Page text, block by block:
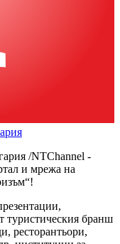
/NTChannel -
и мрежа на
туристическия бранш
ресторантьори,